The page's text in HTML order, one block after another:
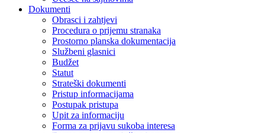
Dokumenti
Obrasci i zahtjevi
Procedura o prijemu stranaka
Prostorno planska dokumentacija
Službeni glasnici
Budžet
Statut
Strateški dokumenti
Pristup informacijama
Postupak pristupa
Upit za informaciju
Forma za prijavu sukoba interesa